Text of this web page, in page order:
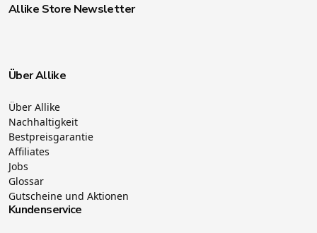
Allike Store Newsletter
Über Allike
Über Allike
Nachhaltigkeit
Bestpreisgarantie
Affiliates
Jobs
Glossar
Gutscheine und Aktionen
Kundenservice